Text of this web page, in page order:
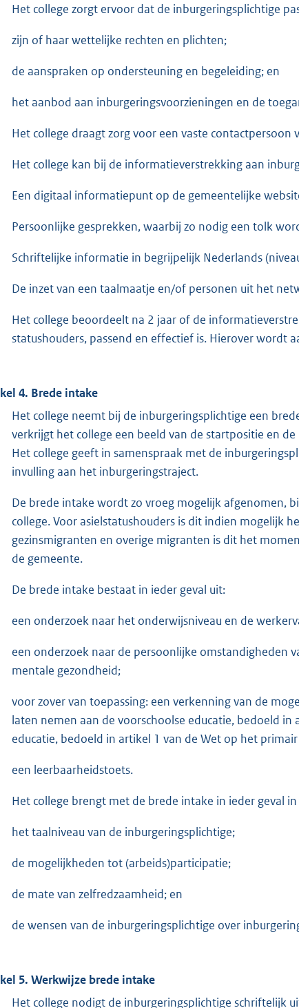
Het college zorgt ervoor dat de inburgeringsplichtige
zijn of haar wettelijke rechten en plichten;
de aanspraken op ondersteuning en begeleiding; en
het aanbod aan inburgeringsvoorzieningen en de
Het college draagt zorg voor een vaste contactpersoon
Het college kan bij de informatieverstrekking aan
Een digitaal informatiepunt op de gemeentelijke
Persoonlijke gesprekken, waarbij zo nodig een tolk
Schriftelijke informatie in begrijpelijk Nederlands
De inzet van een taalmaatje en/of personen uit het
Het college beoordeelt na 2 jaar of de
statushouders, passend en effectief is. Hierover wordt
4. Brede intake
Het college neemt bij de inburgeringsplichtige een
verkrijgt het college een beeld van de startpositie en
Het college geeft in samenspraak met de
invulling aan het inburgeringstraject.
De brede intake wordt zo vroeg mogelijk afgenomen,
college. Voor asielstatushouders is dit indien mogelijk
gezinsmigranten en overige migranten is dit het
de gemeente.
De brede intake bestaat in ieder geval uit:
een onderzoek naar het onderwijsniveau en de
een onderzoek naar de persoonlijke omstandigheden
mentale gezondheid;
voor zover van toepassing: een verkenning van de
laten nemen aan de voorschoolse educatie, bedoeld
educatie, bedoeld in artikel 1 van de Wet op het
een leerbaarheidstoets.
Het college brengt met de brede intake in ieder geval
het taalniveau van de inburgeringsplichtige;
de mogelijkheden tot (arbeids)participatie;
de mate van zelfredzaamheid; en
de wensen van de inburgeringsplichtige over
5. Werkwijze brede intake
Het college nodigt de inburgeringsplichtige schriftelijk